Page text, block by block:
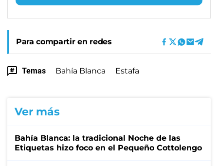
Para compartir en redes
Temas Bahía Blanca Estafa
Ver más
Bahía Blanca: la tradicional Noche de las
Etiquetas hizo foco en el Pequeño Cottolengo